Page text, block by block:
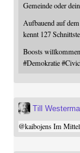
Gemeinde oder
Aufbauend auf
kennt 127
Boosts
#Demokratie #
Till
@kaibojensIm Mittel